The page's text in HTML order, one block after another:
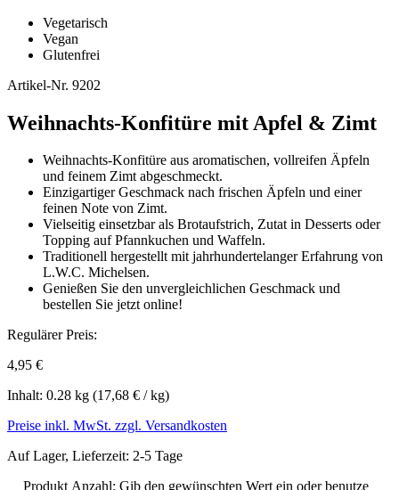
Vegetarisch
Vegan
Glutenfrei
Artikel-Nr. 9202
Weihnachts-Konfitüre mit Apfel & Zimt
Weihnachts-Konfitüre aus aromatischen, vollreifen Äpfeln
und feinem Zimt abgeschmeckt.
Einzigartiger Geschmack nach frischen Äpfeln und einer
feinen Note von Zimt.
Vielseitig einsetzbar als Brotaufstrich, Zutat in Desserts oder
Topping auf Pfannkuchen und Waffeln.
Traditionell hergestellt mit jahrhundertelanger Erfahrung von
L.W.C. Michelsen.
Genießen Sie den unvergleichlichen Geschmack und
bestellen Sie jetzt online!
Regulärer Preis:
4,95 €
Inhalt: 0.28 kg (17,68 € / kg)
Preise inkl. MwSt. zzgl. Versandkosten
Auf Lager, Lieferzeit: 2-5 Tage
Produkt Anzahl: Gib den gewünschten Wert ein oder benutze